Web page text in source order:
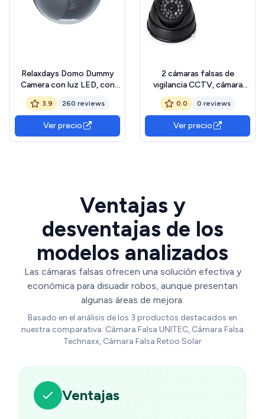
Relaxdays Domo Dummy
Camera con luz LED, con
parpadeo ajustable, cámara
de seguridad, cámara falsa,
negro
3.9 260 reviews
Ver precio
2 cámaras falsas de
vigilancia CCTV, cámara
falsa para interior y
exterior, cámara de
vigilancia falsa, cámara de
seguridad falsa roja
intermitente, montaje en
0.0 0 reviews
Ver precio
Ventajas y
desventajas de los
modelos analizados
Las cámaras falsas ofrecen una solución efectiva y
económica para disuadir robos, aunque presentan
algunas áreas de mejora.
Basado en el análisis de los 3 productos destacados en
nuestra comparativa: Cámara Falsa UNITEC, Cámara Falsa
Technaxx, Cámara Falsa Retoo Solar
Ventajas